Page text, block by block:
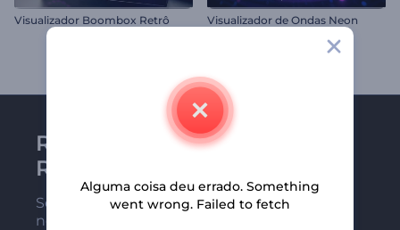
Visualizador Boombox Retrô Visualizador de Ondas Neon
Receba a newsletter da
Renderforest
Seja um dos primeiros a receber
nossas últimas novidades e ofertas
Alguma coisa deu errado. Something
went wrong. Failed to fetch